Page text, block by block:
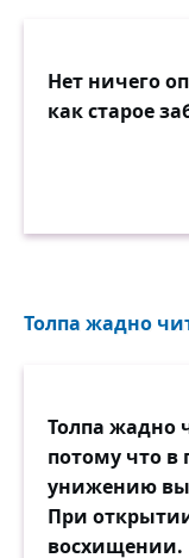
Нет ничего
как старое
Толпа жадно
Толпа жадно
потому что в
унижению
При
восхищении.